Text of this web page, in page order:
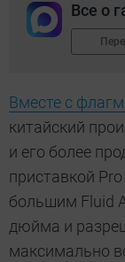
Все о
Вместе с
китайский
и его более
приставкой
большим Fluid
дюйма и
максимально